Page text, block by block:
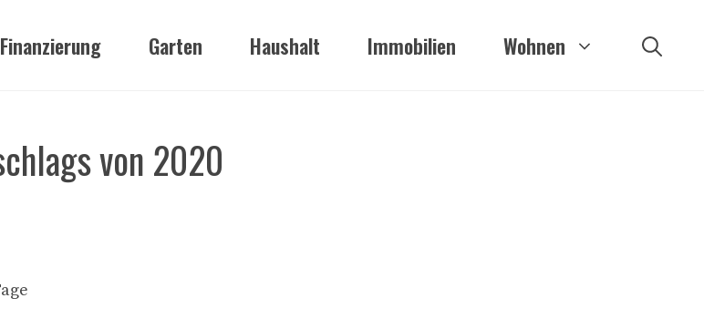
Finanzierung Garten Haushalt Immobilien Wohnen
von 2020